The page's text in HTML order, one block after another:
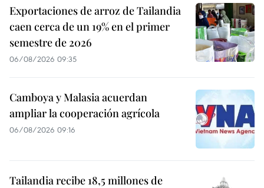
Exportaciones de arroz de Tailandia
caen cerca de un 19% en el primer
semestre de 2026
06/08/2026 09:35
Camboya y Malasia acuerdan
ampliar la cooperación agrícola
06/08/2026 09:16
Tailandia recibe 18,5 millones de